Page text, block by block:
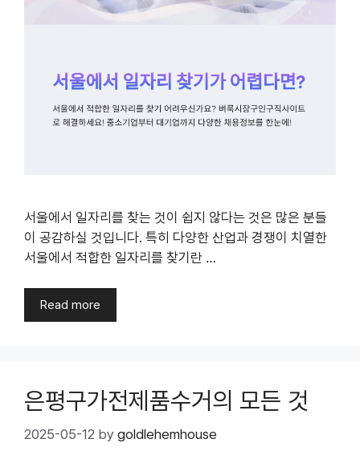
서울에서 일자리를 찾는 것이 쉽지 않다는 것은 많은 분들
이 공감하실 것입니다. 특히 다양한 산업과 경쟁이 치열한
서울에서 적합한 일자리를 찾기란 …
Read more
은평구가전제품수거의 모든 것
2025-05-12 by goldlehemhouse